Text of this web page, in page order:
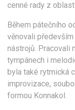
cenné rady z
Během pátečního
věnovali
nástrojů. Pracovali
tympánech i
byla také rytmická
improvizace,
formou Konnakol.